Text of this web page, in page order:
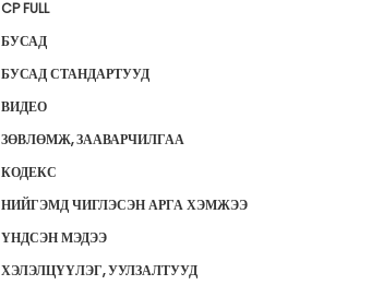
CP FULL
БУСАД
БУСАД СТАНДАРТУУД
ВИДЕО
ЗӨВЛӨМЖ, ЗААВАРЧИЛГАА
КОДЕКС
НИЙГЭМД ЧИГЛЭСЭН АРГА ХЭМЖЭЭ
ҮНДСЭН МЭДЭЭ
ХЭЛЭЛЦҮҮЛЭГ, УУЛЗАЛТУУД